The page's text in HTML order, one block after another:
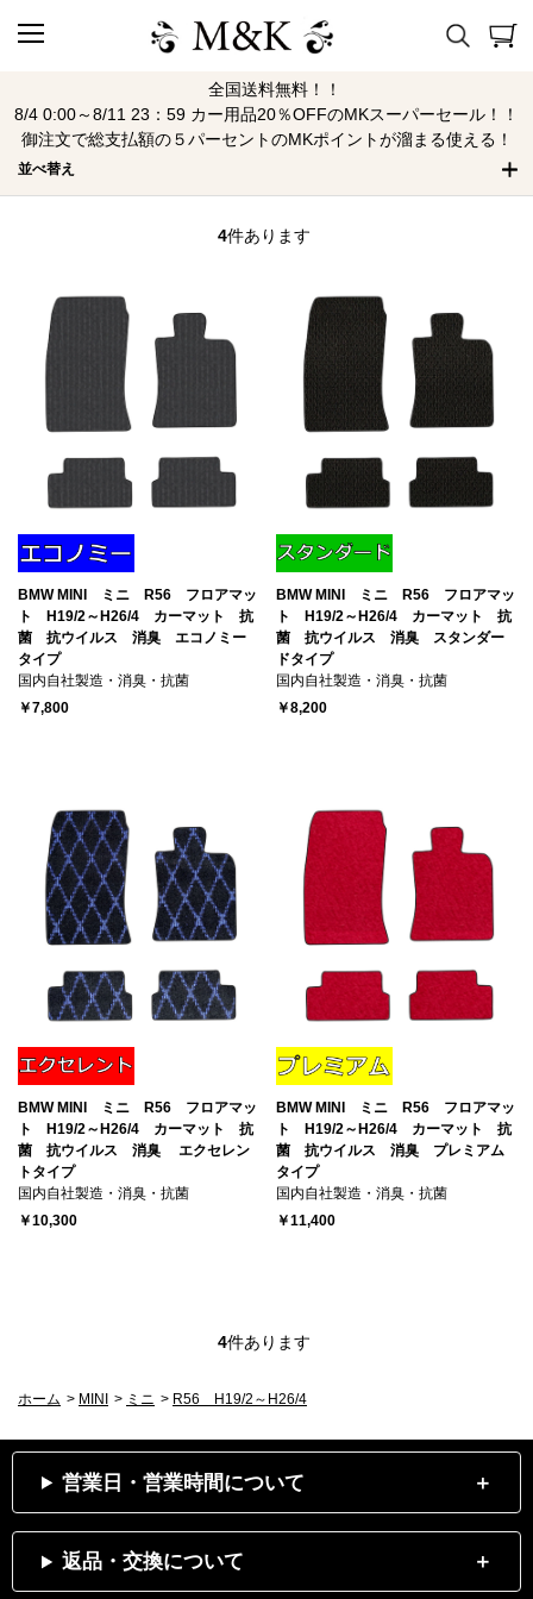
全国送料無料！！
8/4 0:00～8/11 23：59 カー用品20％OFFのMKスーパーセール！！
御注文で総支払額の５パーセントのMKポイントが溜まる使える！
R56 H19/2～H26/4
並べ替え
4件あります
BMW MINI ミニ R56 フロアマッ
ト H19/2～H26/4 カーマット 抗
菌 抗ウイルス 消臭 エコノミー
タイプ
国内自社製造・消臭・抗菌
￥7,800
BMW MINI ミニ R56 フロアマッ
ト H19/2～H26/4 カーマット 抗
菌 抗ウイルス 消臭 スタンダー
ドタイプ
国内自社製造・消臭・抗菌
￥8,200
BMW MINI ミニ R56 フロアマッ
ト H19/2～H26/4 カーマット 抗
菌 抗ウイルス 消臭 エクセレン
トタイプ
国内自社製造・消臭・抗菌
￥10,300
BMW MINI ミニ R56 フロアマッ
ト H19/2～H26/4 カーマット 抗
菌 抗ウイルス 消臭 プレミアム
タイプ
国内自社製造・消臭・抗菌
￥11,400
4件あります
ホーム > MINI > ミニ > R56 H19/2～H26/4
営業日・営業時間について
返品・交換について